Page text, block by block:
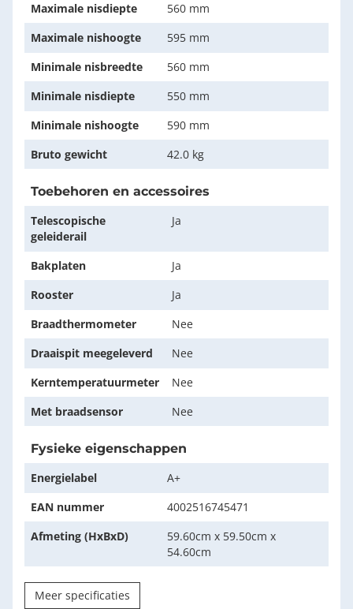
Maximale nisdiepte
560 mm
Maximale nishoogte
595 mm
Minimale nisbreedte
560 mm
Minimale nisdiepte
550 mm
Minimale nishoogte
590 mm
Bruto gewicht
42.0 kg
Toebehoren en accessoires
Telescopische
geleiderail
Ja
Bakplaten
Ja
Rooster
Ja
Braadthermometer
Nee
Draaispit meegeleverd
Nee
Kerntemperatuurmeter
Nee
Met braadsensor
Nee
Fysieke eigenschappen
Energielabel
A+
EAN nummer
4002516745471
Afmeting (HxBxD)
59.60cm x 59.50cm x
54.60cm
Meer specificaties